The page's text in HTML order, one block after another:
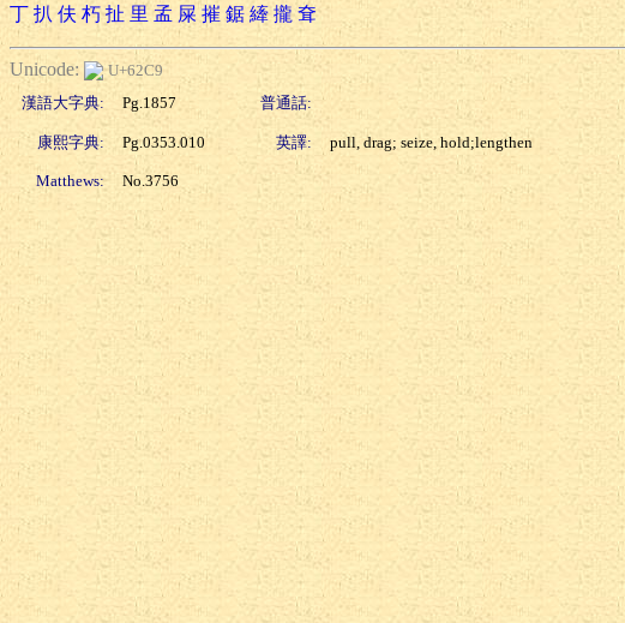
丁 扒 伕 朽 扯 里 孟 屎 摧 鋸 縴 攏 耷
Unicode:
U+62C9
漢語大字典:
Pg.1857 普通話:
康熙字典: Pg.0353.010 英譯: pull, drag; seize, hold;lengthen
Matthews: No.3756